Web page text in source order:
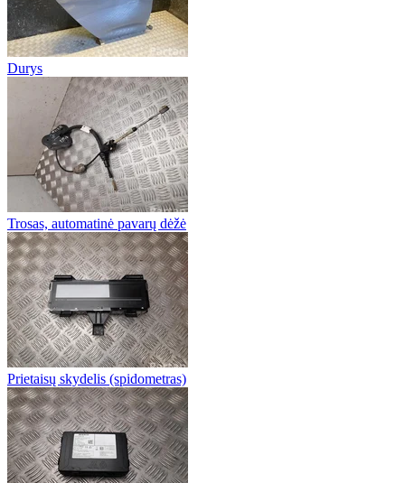
Durys
Trosas, automatinė pavarų dėžė
Prietaisų skydelis (spidometras)